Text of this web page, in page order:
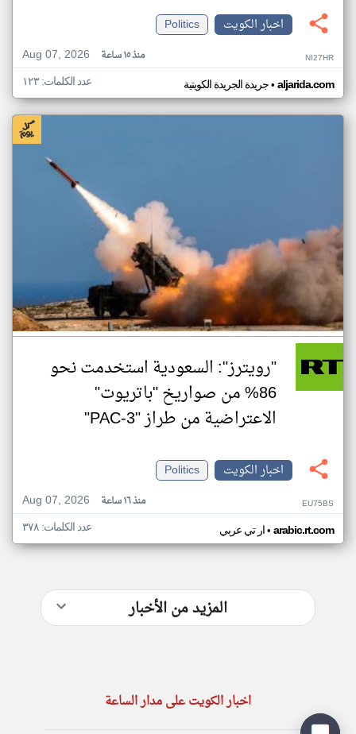
اخبار الكويت
Politics
Aug 07, 2026
منذ ١٥ ساعة NI27HR
جريدة الجريدة الكويتية• aljarida.com عدد الكلمات: ١٢٣
"رويترز": السعودية استخدمت نحو
86% من صواريخ "باتريوت"
الاعتراضية من طراز "PAC-3"
اخبار الكويت
Politics
Aug 07, 2026
منذ ١٦ ساعة EU75BS
ار تي عربي• arabic.rt.com عدد الكلمات: ٣٧٨
المزيد من الأخبار
اخبار الكويت على مدار الساعة